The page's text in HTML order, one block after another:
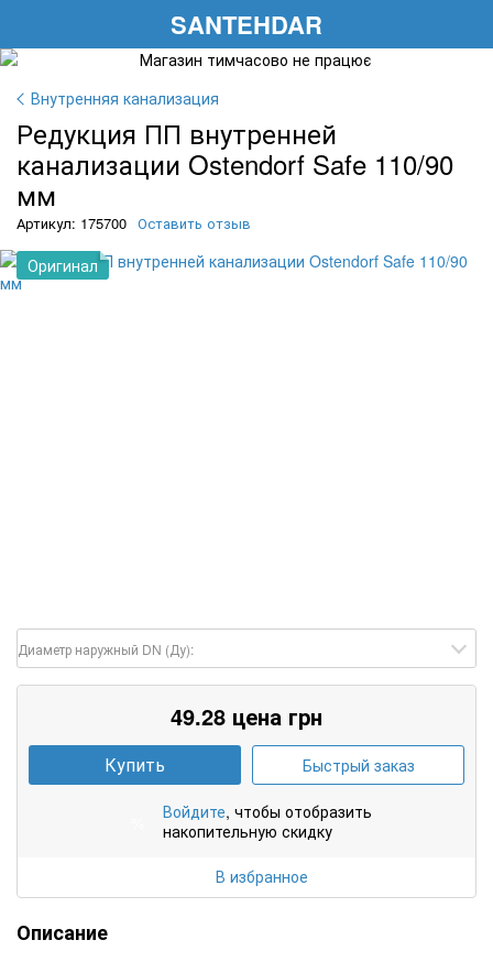
SANTEHDAR
Внутренняя канализация
Редукция ПП внутренней
канализации Ostendorf Safe 110/90
мм
Артикул: 175700 Оставить отзыв
Оригинал
Диаметр наружный DN (Ду):
49.28 цена грн
Купить Быстрый заказ
Войдите, чтобы отобразить
накопительную скидку
В избранное
Описание